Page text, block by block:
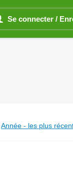
Se connecter /
Année - les plus